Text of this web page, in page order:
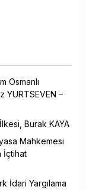
Osmanlı
YURTSEVEN –
Burak KAYA
Mahkemesi
İçtihat
İdari Yargılama